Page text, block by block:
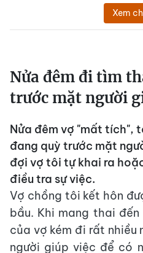
Xem
Nửa đêm đi tìm
trước mặt người
Nửa đêm vợ "mất tích",
đang quỳ trước mặt
đợi vợ tôi tự khai ra
điều tra sự việc.
Vợ chồng tôi kết hôn
bầu. Khi mang thai
của vợ kém đi rất nhiều
người giúp việc để có